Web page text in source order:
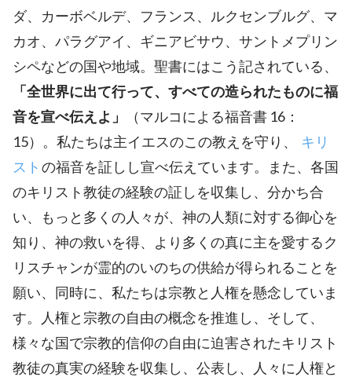
ダ、カーボベルデ、フランス、ルクセンブルグ、マ
カオ、パラグアイ、ギニアビサウ、サントメプリン
シペなどの国や地域。聖書にはこう記されている、
「全世界に出て行って、すべての造られたものに福
音を宣べ伝えよ」
（マルコによる福音書 16：
15）。私たちは主イエスのこの教えを守り、
キリ
スト の福音を証しし宣べ伝えています。また、各国
のキリスト教徒の経験の証しを収集し、分かち合
い、もっと多くの人々が、神の人類に対する御心を
知り、神の救いを得、より多くの真に主を愛するク
リスチャンが霊的のいのちの供給が得られることを
願い、同時に、私たちは宗教と人権を懸念していま
す。人権と宗教の自由の概念を推進し、そして、
様々な国で宗教的信仰の自由に迫害されたキリスト
教徒の真実の経験を収集し、公表し、人々に人権と